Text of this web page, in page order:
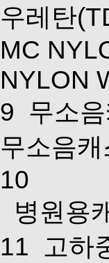
우레탄
MC
NYLON
9 무소
무소음캐
10
병원용
11
고하